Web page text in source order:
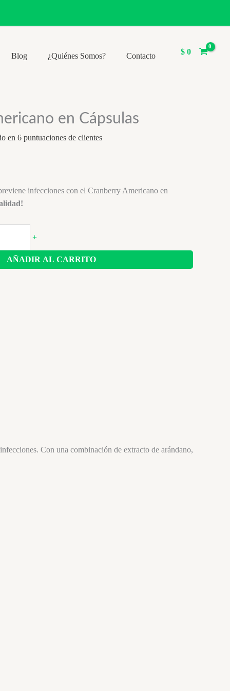
Blog ¿Quiénes Somos? Contacto $0
en Cápsulas
en 6 puntuaciones de clientes
infecciones con el Cranberry Americano en
+
AÑADIR AL CARRITO
Con una combinación de extracto de arándano,